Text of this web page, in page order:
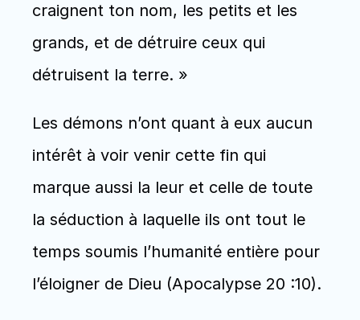
craignent ton nom, les petits et les
grands, et de détruire ceux qui
détruisent la terre. »
Les démons n’ont quant à eux aucun
intérêt à voir venir cette fin qui
marque aussi la leur et celle de toute
la séduction à laquelle ils ont tout le
temps soumis l’humanité entière pour
l’éloigner de Dieu (Apocalypse 20 :10).